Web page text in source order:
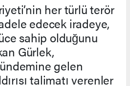
her türlü terör
edecek iradeye,
sahip olduğunu
Gürlek,
gelen
talimatı verenler